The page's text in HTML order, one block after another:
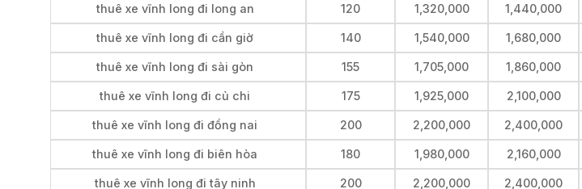
thuê xe vĩnh long đi long an 120 1,320,000 1,440,000
thuê xe vĩnh long đi cần giờ 140 1,540,000 1,680,000
thuê xe vĩnh long đi sài gòn 155 1,705,000 1,860,000
thuê xe vĩnh long đi củ chi 175 1,925,000 2,100,000
thuê xe vĩnh long đi đồng nai 200 2,200,000 2,400,000
thuê xe vĩnh long đi biên hòa 180 1,980,000 2,160,000
thuê xe vĩnh long đi tây ninh 200 2,200,000 2,400,000